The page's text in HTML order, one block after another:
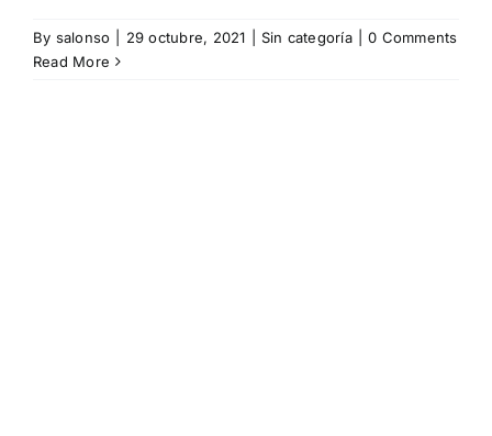
By salonso 29 octubre, 2021 Sin categoría
0 Comments
Read More